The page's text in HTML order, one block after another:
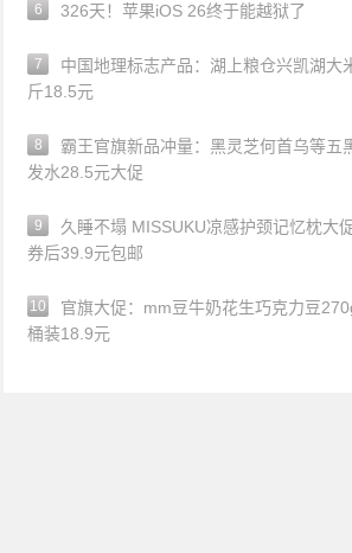
6 326天！苹果iOS 26终于能越狱了
7
中国地理标志产品：湖上粮仓兴凯湖大
斤18.5元
8
霸王官旗新品冲量：黑灵芝何首乌等五
发水28.5元大促
9
久睡不塌 MISSUKU凉感护颈记忆枕大
券后39.9元包邮
10
官旗大促：mm豆牛奶花生巧克力豆
桶装18.9元